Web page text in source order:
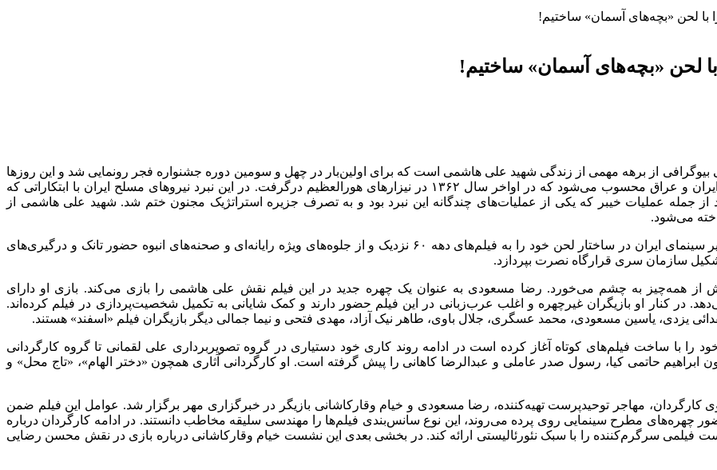
با لحن «بچه‌های آسمان» ساختیم!
لحن «بچه‌های آسمان» ساختیم!
بیوگرافی از برهه مهمی از زندگی شهید علی هاشمی است که برای اولین‌بار در چهل و سومین دوره جشنواره فجر رونمایی شد و این روزها
روی پرده سینما درحال اکران است. نبرد در نیزارها بخشی از جنگ ایران و عراق محسوب می‌شود که در اواخر سال ۱۳۶۲ در نیزارهای هورالعظیم درگرفت. در این نبرد نیروهای مسلح ایران با ابتکاراتی که
از جمله عملیات خیبر که یکی از عملیات‌های چندگانه این نبرد بود و به تصرف جزیره استراتژیک مجنون ختم شد. شهید علی هاشمی از
می‌شود.
«اسفند» به طرز عجیبی برخلاف تولیدات دفاع مقدسی چند سال اخیر سینمای ایران در ساختار لحن خود را به فیلم‌های دهه ۶۰ نزدیک و از جلوه‌های ویژه رایانه‌ای و صحنه‌های انبوه حضور تانک و درگیری‌های
سازمان سری قرارگاه نصرت بپردازد.
از همه‌چیز به چشم می‌خورد. رضا مسعودی به عنوان یک چهره جدید در این فیلم نقش علی هاشمی را بازی می‌کند. بازی او دارای
در کنار او بازیگران غیرچهره و اغلب عرب‌زبانی در این فیلم حضور دارند و کمک شایانی به تکمیل شخصیت‌پردازی در فیلم کرده‌اند.
یزدی، یاسین مسعودی، محمد عسگری، جلال باوی، طاهر نیک آزاد، مهدی فتحی و نیما جمالی دیگر بازیگران فیلم «اسفند» هستند.
با ساخت فیلم‌های کوتاه آغاز کرده است در ادامه روند کاری خود دستیاری در گروه تصویربرداری علی لقمانی تا گروه کارگردانی
ابراهیم حاتمی کیا، رسول صدر عاملی و عبدالرضا کاهانی را پیش گرفته است. او کارگردانی آثاری همچون «دختر الهام»، «تاج محل» و
کارگردان، مهاجر توحیدپرست تهیه‌کننده، رضا مسعودی و خیام وقارکاشانی بازیگر در خبرگزاری مهر برگزار شد. عوامل این فیلم ضمن
چهره‌های مطرح سینمایی روی پرده می‌روند، این نوع سانس‌بندی فیلم‌ها را مهندسی سلیقه مخاطب دانستند. در ادامه کارگردان درباره
فیلمی سرگرم‌کننده را با سبک نئورئالیستی ارائه کند. در بخشی بعدی این نشست خیام وقارکاشانی درباره بازی در نقش محسن رضایی